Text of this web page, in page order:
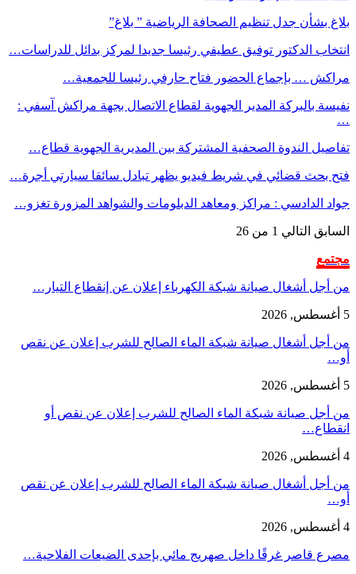
بلاغ بشأن جدل تنظيم الصحافة الرياضية ” بلاغ”
انتخاب الدكتور توفيق عطيفي رئيسا جديدا لمركز بدائل للدراسات…
مراكش … بإجماع الحضور فتاح حارفي رئيسا للجمعية…
نفيسة بالبركة المدير الجهوية لقطاع الاتصال بجهة مراكش آسفي :
…
تفاصيل الندوة الصحفية المشتركة بين المديرية الجهوية قطاع…
فتح بحث قضائي في شريط فيديو يظهر تبادل سائقا سيارتي أجرة…
جواد الدادسي : مراكز ومعاهد الدبلومات والشواهد المزورة تغزو…
السابق التالي 1 من 26
مجتمع
من أجل أشغال صيانة شبكة الكهرباء إعلان عن إنقطاع التيار…
5 أغسطس, 2026
من أجل أشغال صيانة شبكة الماء الصالح للشرب إعلان عن نقص
أو…
5 أغسطس, 2026
من أجل صيانة شبكة الماء الصالح للشرب إعلان عن نقص أو
انقطاع…
4 أغسطس, 2026
من أجل أشغال صيانة شبكة الماء الصالح للشرب إعلان عن نقص
أو…
4 أغسطس, 2026
مصرع قاصر غرقًا داخل صهريج مائي بإحدى الضيعات الفلاحية…